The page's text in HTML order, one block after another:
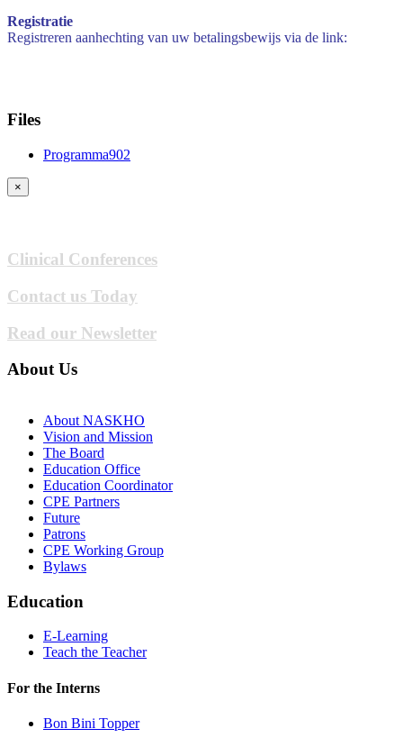
Registratie
Registreren aanhechting van uw betalingsbewijs via de link:
Files
Programma902
×
Clinical Conferences
Contact us Today
Read our Newsletter
About Us
About NASKHO
Vision and Mission
The Board
Education Office
Education Coordinator
CPE Partners
Future
Patrons
CPE Working Group
Bylaws
Education
E-Learning
Teach the Teacher
For the Interns
Bon Bini Topper